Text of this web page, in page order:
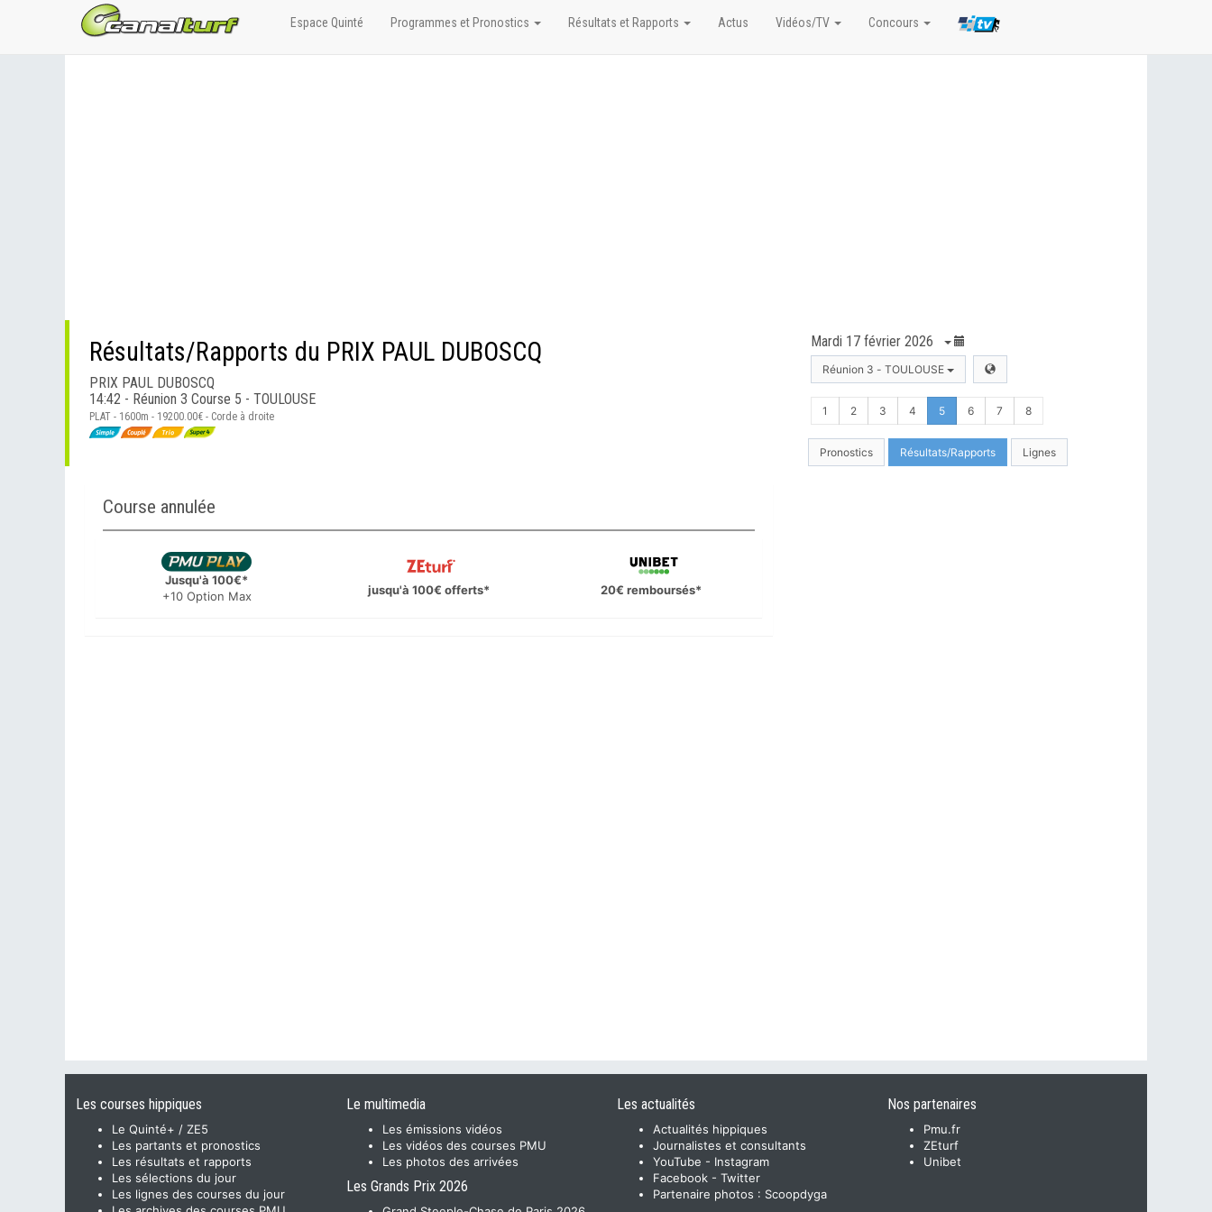
Résultats/Rapports du PRIX PAUL DUBOSCQ
PRIX PAUL DUBOSCQ
14:42 - Réunion 3 Course 5 - TOULOUSE
PLAT - 1600m - 19200.00€ - Corde à droite
Mardi 17 février 2026
Réunion 3 - TOULOUSE
1 2 3 4 5 6 7 8
Pronostics Résultats/Rapports Lignes
Course annulée
Jusqu'à 100€*
+10 Option Max
jusqu'à 100€ offerts* 20€ remboursés*
Espace Quinté Programmes et Pronostics Résultats et Rapports Actus Vidéos/TV Concours
Les courses hippiques
Le Quinté+ / ZE5
Les partants et pronostics
Les résultats et rapports
Les sélections du jour
Les lignes des courses du jour
Le multimedia
Les émissions vidéos
Les vidéos des courses PMU
Les photos des arrivées
Les Grands Prix 2026
Les actualités
Actualités hippiques
Journalistes et consultants
YouTube - Instagram
Facebook - Twitter
Partenaire photos : Scoopdyga
Nos partenaires
Pmu.fr
ZEturf
Unibet